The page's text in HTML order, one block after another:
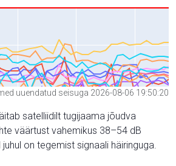
uuendatud seisuga 2026-08-06 19:50:20
satelliidilt tugijaama jõudva
väärtust vahemikus 38–54 dB
on tegemist signaali häiringuga.